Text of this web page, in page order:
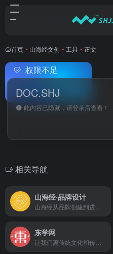
首页 • 山海经文创 • 工具 • 正文
权限不足
DOC.SHJ
此内容已隐藏，请登录后查看！
相关导航
山海经·品牌设计
东学网